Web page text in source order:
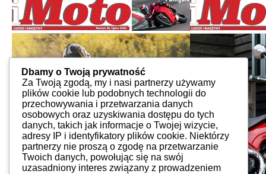
Dbamy o Twoją prywatność
Za Twoją zgodą, my i nasi partnerzy używamy
plików cookie lub podobnych technologii do
przechowywania i przetwarzania danych
osobowych oraz uzyskiwania dostępu do tych
danych, takich jak informacje o Twojej wizycie,
adresy IP i identyfikatory plików cookie. Niektórzy
partnerzy nie proszą o zgodę na przetwarzanie
Twoich danych, powołując się na swój
uzasadniony interes związany z prowadzeniem